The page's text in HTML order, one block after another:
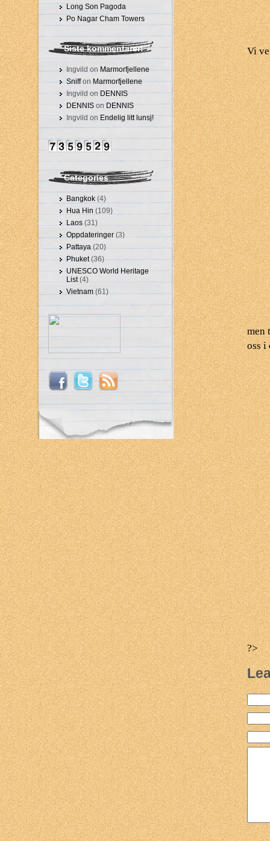
Long Son Pagoda
Po Nagar Cham Towers
Siste kommentarer!
Ingvild on Marmorfjellene
Sniffon Marmorfjellene
Ingvild on DENNIS
DENNIS on DENNIS
Ingvild on Endelig litt lunsj!
Categories
Bangkok (4)
Hua Hin (109)
Laos (31)
Oppdateringer (3)
Pattaya (20)
Phuket(36)
UNESCO World Heritage
List(4)
Vietnam (61)
Vi
men
oss i
?>